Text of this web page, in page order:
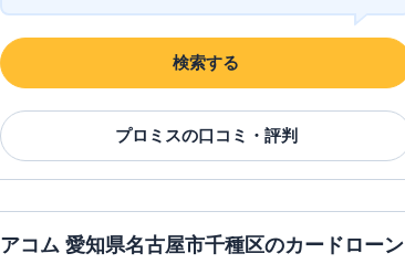
検索する
プロミスの口コミ・評判
アコム 愛知県名古屋市千種区のカードローン